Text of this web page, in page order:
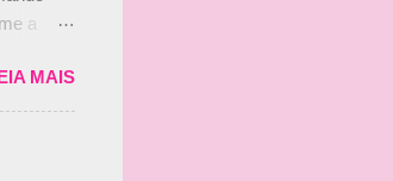
a
"Na
Bruno
do
MAIS